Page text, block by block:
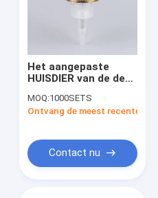
Het aangepaste
HUISDIER van de de
Schuimplasticpomp
niet Navulbare
MOQ:1000SETS
Ontvang de meest recente
Contact nu